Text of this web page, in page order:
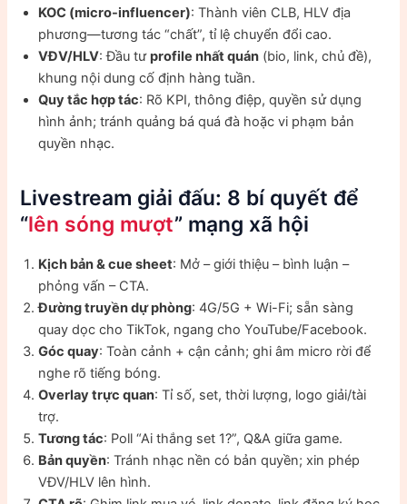
KOC (micro-influencer): Thành viên CLB, HLV địa
phương—tương tác “chất”, tỉ lệ chuyển đổi cao.
VĐV/HLV: Đầu tưprofile nhất quán (bio, link, chủ đề),
khung nội dung cố định hàng tuần.
Quy tắc hợp tác: Rõ KPI, thông điệp, quyền sử dụng
hình ảnh; tránh quảng bá quá đà hoặc vi phạm bản
quyền nhạc.
Livestream giải đấu: 8 bí quyết để
“lên sóng mượt” mạng xã hội
Kịch bản & cue sheet: Mở – giới thiệu – bình luận –
phỏng vấn – CTA.
Đường truyền dự phòng: 4G/5G + Wi-Fi; sẵn sàng
quay dọc cho TikTok, ngang cho YouTube/Facebook.
Góc quay: Toàn cảnh + cận cảnh; ghi âm micro rời để
nghe rõ tiếng bóng.
Overlay trực quan: Tỉ số, set, thời lượng, logo giải/tài
trợ.
Tương tác: Poll “Ai thắng set 1?”, Q&A giữa game.
Bản quyền: Tránh nhạc nền có bản quyền; xin phép
VĐV/HLV lên hình.